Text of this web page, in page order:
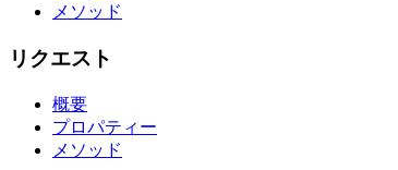
メソッド
リクエスト
概要
プロパティー
メソッド